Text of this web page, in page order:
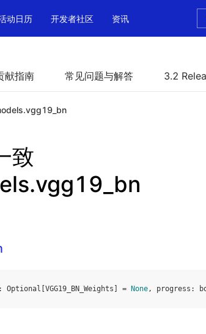
动日历 开发者社区 资讯
献指南 常见问题与解答 3.2
致
: Optional VGG19_BN_Weights = None, progress :